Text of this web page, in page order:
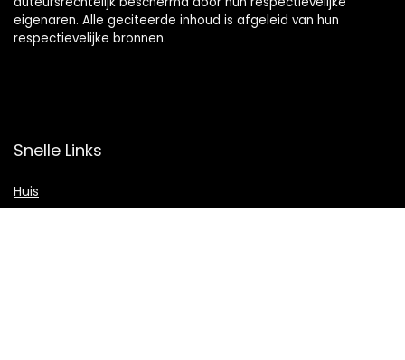
eigenaren. Alle geciteerde inhoud is afgeleid van hun
respectievelijke bronnen.
Snelle Links
Huis